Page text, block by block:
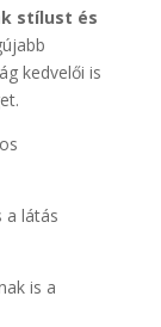
stílust és
kedvelői is
a látás
is a